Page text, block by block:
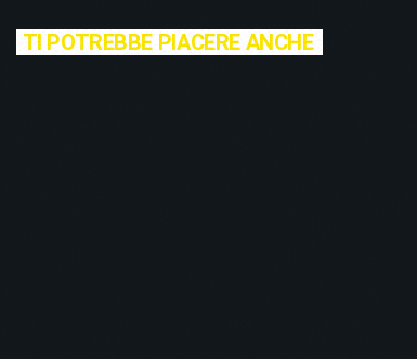
TI POTREBBE PIACERE ANCHE